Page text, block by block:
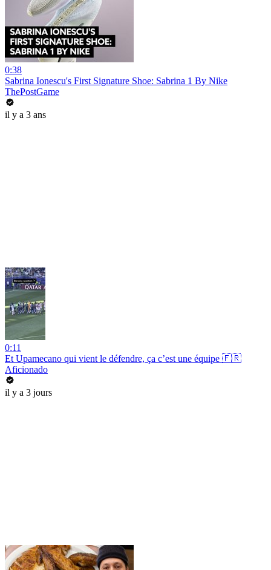
0:38
Sabrina Ionescu's First Signature Shoe: Sabrina 1 By Nike
ThePostGame
il y a 3 ans
0:11
Et Upamecano qui vient le défendre, ça c’est une équipe 🇫🇷
Aficionado
il y a 3 jours